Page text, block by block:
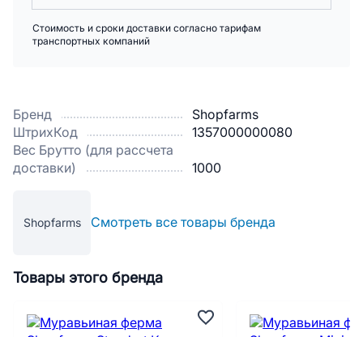
Бренд
Shopfarms
ШтрихКод
1357000000080
Вес Брутто (для рассчета
доставки)
1000
Shopfarms Смотреть все товары бренда
Стоимость и сроки доставки согласно тарифам
транспортных компаний
Товары этого бренда